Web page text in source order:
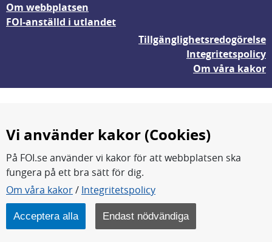
Om webbplatsen
FOI-anställd i utlandet
Tillgänglighetsredogörelse
Integritetspolicy
Om våra kakor
FOI forskar för en säkrare värld.
FOI:s kärnverksamhet är forskning, metod- och
teknikutveckling samt analyser och studier.
Myndigheten ligger under Försvarsdepartementet.
Vi använder kakor (Cookies)
På FOI.se använder vi kakor för att webbplatsen ska
fungera på ett bra sätt för dig.
Om våra kakor/ Integritetspolicy
Acceptera alla Endast nödvändiga